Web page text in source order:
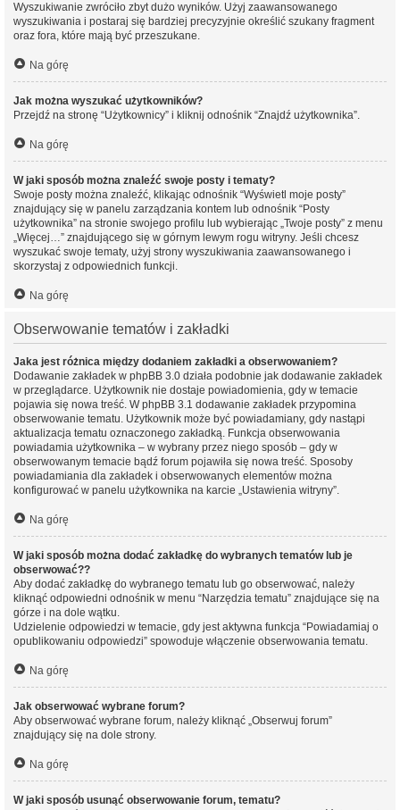
Wyszukiwanie zwróciło zbyt dużo wyników. Użyj zaawansowanego
wyszukiwania i postaraj się bardziej precyzyjnie określić szukany fragment
oraz fora, które mają być przeszukane.
Na górę
Jak można wyszukać użytkowników?
Przejdź na stronę “Użytkownicy” i kliknij odnośnik “Znajdź użytkownika”.
Na górę
W jaki sposób można znaleźć swoje posty i tematy?
Swoje posty można znaleźć, klikając odnośnik “Wyświetl moje posty”
znajdujący się w panelu zarządzania kontem lub odnośnik “Posty
użytkownika” na stronie swojego profilu lub wybierając „Twoje posty” z menu
„Więcej…” znajdującego się w górnym lewym rogu witryny. Jeśli chcesz
wyszukać swoje tematy, użyj strony wyszukiwania zaawansowanego i
skorzystaj z odpowiednich funkcji.
Na górę
Obserwowanie tematów i zakładki
Jaka jest różnica między dodaniem zakładki a obserwowaniem?
Dodawanie zakładek w phpBB 3.0 działa podobnie jak dodawanie zakładek
w przeglądarce. Użytkownik nie dostaje powiadomienia, gdy w temacie
pojawia się nowa treść. W phpBB 3.1 dodawanie zakładek przypomina
obserwowanie tematu. Użytkownik może być powiadamiany, gdy nastąpi
aktualizacja tematu oznaczonego zakładką. Funkcja obserwowania
powiadamia użytkownika – w wybrany przez niego sposób – gdy w
obserwowanym temacie bądź forum pojawiła się nowa treść. Sposoby
powiadamiania dla zakładek i obserwowanych elementów można
konfigurować w panelu użytkownika na karcie „Ustawienia witryny”.
Na górę
W jaki sposób można dodać zakładkę do wybranych tematów lub je
obserwować??
Aby dodać zakładkę do wybranego tematu lub go obserwować, należy
kliknąć odpowiedni odnośnik w menu “Narzędzia tematu” znajdujące się na
górze i na dole wątku.
Udzielenie odpowiedzi w temacie, gdy jest aktywna funkcja “Powiadamiaj o
opublikowaniu odpowiedzi” spowoduje włączenie obserwowania tematu.
Na górę
Jak obserwować wybrane forum?
Aby obserwować wybrane forum, należy kliknąć „Obserwuj forum”
znajdujący się na dole strony.
Na górę
W jaki sposób usunąć obserwowanie forum, tematu?